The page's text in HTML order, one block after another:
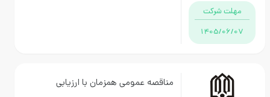
مدارس استان کرمان
مهلت شرکت
1405/06/07
مناقصه عمومی همزمان با ارزیابی